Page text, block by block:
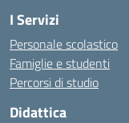
I Servizi
Personale scolastico
Famiglie e studenti
Percorsi di studio
Didattica